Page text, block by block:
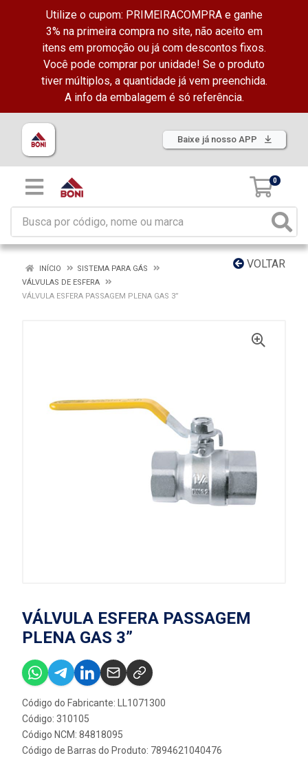
Utilize o cupom: PRIMEIRACOMPRA e ganhe
3% na primeira compra no site, não aceito em
itens em promoção ou já com descontos fixos.
Você pode comprar por unidade! Se o produto
tiver múltiplos, a quantidade já vem preenchida.
A info da embalagem é só referência.
Baixe já nosso APP
0
VOLTAR
INÍCIO
SISTEMA PARA GÁS
VÁLVULAS DE ESFERA
VÁLVULA ESFERA PASSAGEM PLENA GAS 3”
VÁLVULA ESFERA PASSAGEM
PLENA GAS 3”
Código do Fabricante: LL1071300
Código: 310105
Código NCM: 84818095
Código de Barras do Produto: 7894621040476